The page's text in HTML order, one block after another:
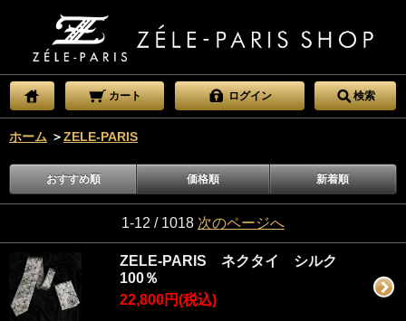
カート ログイン 検索
ホーム ＞ZELE-PARIS
おすすめ順 価格順 新着順
1-12 / 1018 次のページへ
ZELE-PARIS ネクタイ シルク
100％
22,800円(税込)